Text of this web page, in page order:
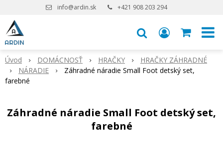
info@ardin.sk +421 908 203 294
Úvod DOMÁCNOSŤ HRAČKY
HRAČKY ZÁHRADNÉ
NÁRADIE
Záhradné náradie Small Foot detský set,
farebné
Záhradné náradie Small Foot detský set,
farebné